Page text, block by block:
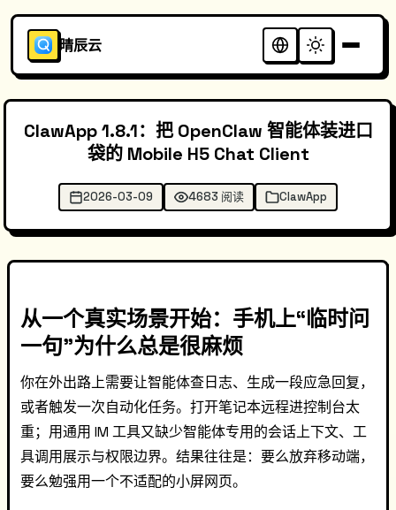
晴辰云
ClawApp 1.8.1：把 OpenClaw 智能体装进口
袋的 Mobile H5 Chat Client
2026-03-09 4683 阅读 ClawApp
从一个真实场景开始：手机上“临时问
一句”为什么总是很麻烦
你在外出路上需要让智能体查日志、生成一段应急回复，
或者触发一次自动化任务。打开笔记本远程进控制台太
重；用通用 IM 工具又缺少智能体专用的会话上下文、工
具调用展示与权限边界。结果往往是：要么放弃移动端，
要么勉强用一个不适配的小屏网页。